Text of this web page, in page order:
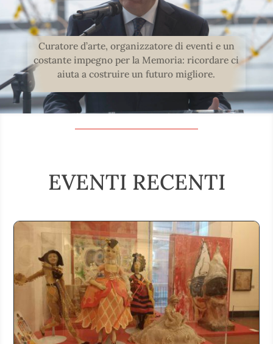
Curatore d’arte, organizzatore di eventi e un
costante impegno per la Memoria: ricordare ci
aiuta a costruire un futuro migliore.
EVENTI RECENTI